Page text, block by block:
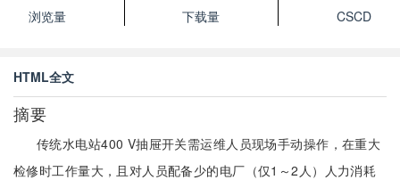
浏览量
下载量
CSCD
HTML全文
摘要
传统水电站400 V抽屉开关需运维人员现场手动操作，在重大
检修时工作量大，且对人员配备少的电厂（仅1～2人）人力消耗